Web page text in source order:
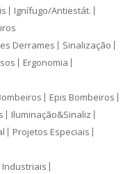
Ignífugo/Antiestát.
Derrames
Sinalização
Ergonomia
Epis Bombeiros
Iluminação&Sinaliz
Projetos Especiais
Industriais